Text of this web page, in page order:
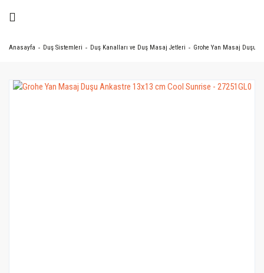
Anasayfa Duş Sistemleri Duş Kanalları ve Duş Masaj Jetleri Grohe Yan Masaj Duşu